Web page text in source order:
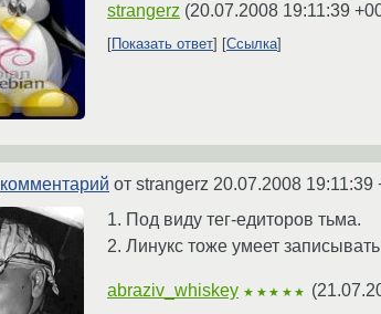
strangerz (20.07.2008 19:11:39
Показать ответ
Ссылка
комментарий от strangerz 20.07.2008 19:11:39
1. Под виду тег-едиторов тьма.
2. Линукс тоже умеет
abraziv_whiskey ★★★★★ (